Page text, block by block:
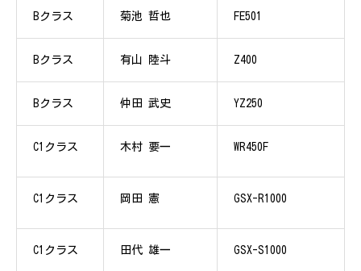
Bクラス 菊池 哲也 FE501
Bクラス 有山 陸斗 Z400
Bクラス 仲田 武史 YZ250
C1クラス 木村 要一 WR450F
C1クラス 岡田 憲 GSX-R1000
C1クラス 田代 雄一 GSX-S1000